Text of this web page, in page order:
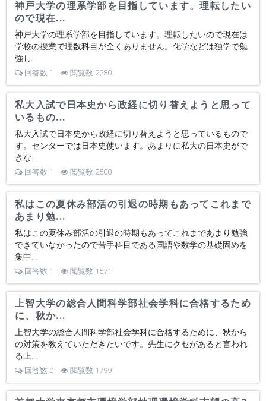
神戸大学の理系学部を目指しています。理転したい
ので現在...
神戸大学の理系学部を目指しています。理転したいので現在は
学校の授業で理数科目が全くありません。化学などは独学で勉
強し...
回答数 1 閲覧数 2280
私大入試で日本史から政経に切り替えようと思って
いるもの...
私大入試で日本史から政経に切り替えようと思っているもので
す。センターでは日本史使います。あまりに私大の日本史がで
きな...
回答数 1 閲覧数 2500
私はこの夏休み部活の引退の時期もあってこれまで
あまり勉...
私はこの夏休み部活の引退の時期もあってこれまであまり勉強
できていなかったので苦手科目である国語や数学の基礎固めを
集中...
回答数 1 閲覧数 1571
上智大学の総合人間科学部社会学科に合格するため
に、秋か...
上智大学の総合人間科学部社会学科に合格するために、秋から
の対策を教えていただきたいです。先生にクセがあると言われ
る上...
回答数 0 閲覧数 1799